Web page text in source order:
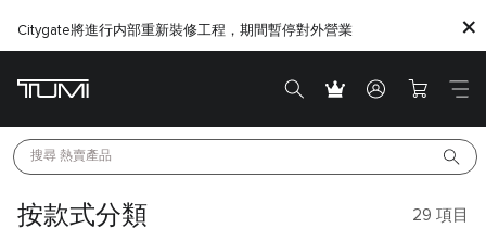
Citygate將進行内部重新裝修工程，期間暫停對外營業
搜尋 熱賣產品
按款式分類 29 項目